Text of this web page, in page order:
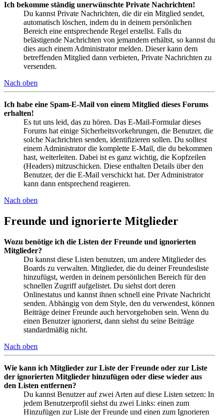
Ich bekomme ständig unerwünschte Private Nachrichten!
Du kannst Private Nachrichten, die dir ein Mitglied sendet,
automatisch löschen, indem du in deinem persönlichen
Bereich eine entsprechende Regel erstellst. Falls du
belästigende Nachrichten von jemandem erhältst, so kannst du
dies auch einem Administrator melden. Dieser kann dem
betreffenden Mitglied dann verbieten, Private Nachrichten zu
versenden.
Nach oben
Ich habe eine Spam-E-Mail von einem Mitglied dieses Forums
erhalten!
Es tut uns leid, das zu hören. Das E-Mail-Formular dieses
Forums hat einige Sicherheitsvorkehrungen, die Benutzer, die
solche Nachrichten senden, identifizieren sollen. Du solltest
einem Administrator die komplette E-Mail, die du bekommen
hast, weiterleiten. Dabei ist es ganz wichtig, die Kopfzeilen
(Headers) mitzuschicken. Diese enthalten Details über den
Benutzer, der die E-Mail verschickt hat. Der Administrator
kann dann entsprechend reagieren.
Nach oben
Freunde und ignorierte Mitglieder
Wozu benötige ich die Listen der Freunde und ignorierten
Mitglieder?
Du kannst diese Listen benutzen, um andere Mitglieder des
Boards zu verwalten. Mitglieder, die du deiner Freundesliste
hinzufügst, werden in deinem persönlichen Bereich für den
schnellen Zugriff aufgelistet. Du siehst dort deren
Onlinestatus und kannst ihnen schnell eine Private Nachricht
senden. Abhängig von dem Style, den du verwendest, können
Beiträge deiner Freunde auch hervorgehoben sein. Wenn du
einen Benutzer ignorierst, dann siehst du seine Beiträge
standardmäßig nicht.
Nach oben
Wie kann ich Mitglieder zur Liste der Freunde oder zur Liste
der ignorierten Mitglieder hinzufügen oder diese wieder aus
den Listen entfernen?
Du kannst Benutzer auf zwei Arten auf diese Listen setzen: In
jedem Benutzerprofil siehst du zwei Links: einen zum
Hinzufügen zur Liste der Freunde und einen zum Ignorieren